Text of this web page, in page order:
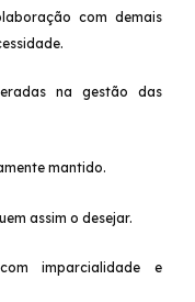
com demais
na gestão das
mantido.
assim o desejar.
imparcialidade e